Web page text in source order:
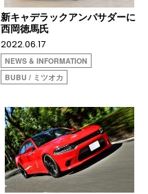
新キャデラックアンバサダーに
西岡徳馬氏
2022.06.17
NEWS & INFORMATION
BUBU / ミツオカ